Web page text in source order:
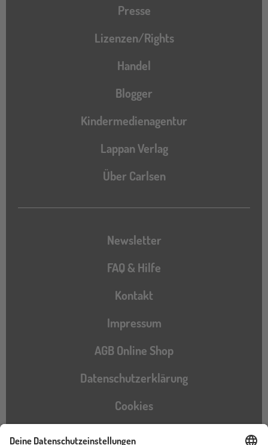
Presse
Lizenzen/Rights
Handel
Blogger
Kindermedienagentur
Lappan Verlag
Über Carlsen
Newsletter
FAQ & Hilfe
Kontakt
Impressum
AGB Online Shop
Datenschutzerklärung
Cookies
Barrierefreiheitserklärung